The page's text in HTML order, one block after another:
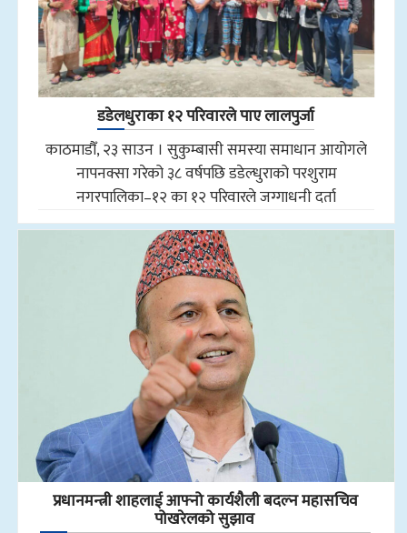
डडेलधुराका १२ परिवारले पाए लालपुर्जा
काठमाडौँ, २३ साउन । सुकुम्बासी समस्या समाधान आयोगले
नापनक्सा गरेको ३८ वर्षपछि डडेल्धुराको परशुराम
नगरपालिका–१२ का १२ परिवारले जग्गाधनी दर्ता
प्रधानमन्त्री शाहलाई आफ्नो कार्यशैली बदल्न महासचिव
पोखरेलको सुझाव